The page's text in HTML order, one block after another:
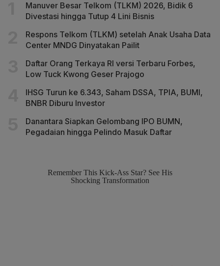
Manuver Besar Telkom (TLKM) 2026, Bidik 6
Divestasi hingga Tutup 4 Lini Bisnis
Respons Telkom (TLKM) setelah Anak Usaha Data
Center MNDG Dinyatakan Pailit
Daftar Orang Terkaya RI versi Terbaru Forbes,
Low Tuck Kwong Geser Prajogo
IHSG Turun ke 6.343, Saham DSSA, TPIA, BUMI,
BNBR Diburu Investor
Danantara Siapkan Gelombang IPO BUMN,
Pegadaian hingga Pelindo Masuk Daftar